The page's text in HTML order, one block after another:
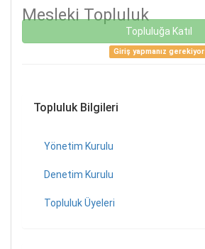
Mesleki Topluluk
Topluluğa Katıl
Giriş yapmanız gerekiyor
Topluluk Bilgileri
Yönetim Kurulu
Denetim Kurulu
Topluluk Üyeleri